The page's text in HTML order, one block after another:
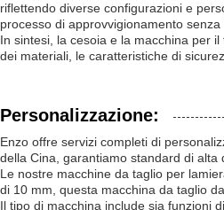
riflettendo diverse configurazioni e
processo di approvvigionamento senza
In sintesi, la cesoia e la macchina per
dei materiali, le caratteristiche di
Personalizzazione:
Enzo offre servizi completi di
della Cina, garantiamo standard di alta
Le nostre macchine da taglio per
di 10 mm, questa macchina da taglio
Il tipo di macchina include sia funzioni